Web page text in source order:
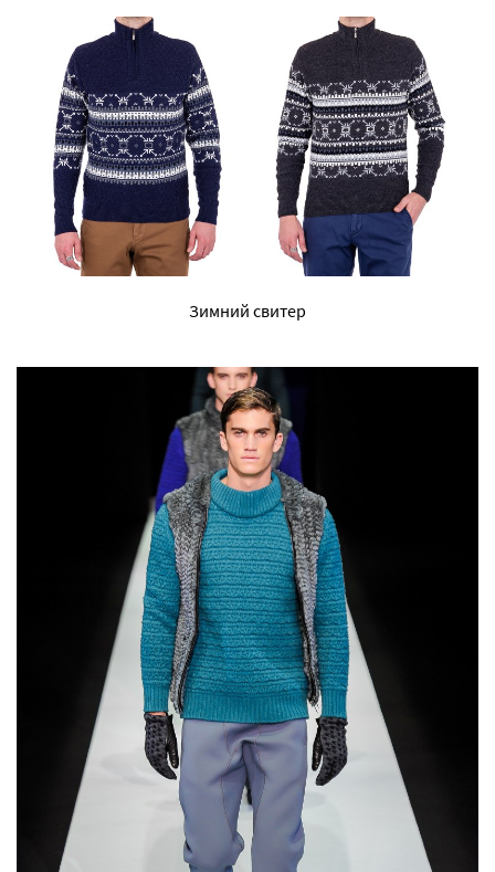
Зимний свитер